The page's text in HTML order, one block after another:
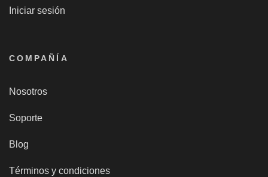
Iniciar sesión
COMPAÑÍA
Nosotros
Soporte
Blog
Términos y condiciones